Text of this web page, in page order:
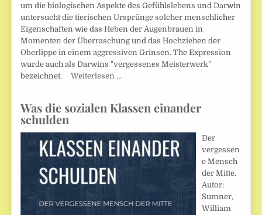
um die biologischen Aspekte des Gefühlslebens und Darwin
untersucht die tierischen Ursprünge solcher menschlicher
Eigenschaften wie das Heben der Augenbrauen in
Momenten der Überraschung und das Hochziehen der
Oberlippe in einem aggressiven Grinsen. The Expression
wurde auch als Darwins "vergessenes Meisterwerk"
bezeichnet.Weiterlesen …
Was die sozialen Klassen einander
schulden
Der
vergessen
e Mensch
der Mitte.
Autor:
Sumner,
William